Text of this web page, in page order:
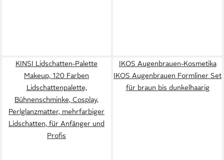
KINSI Lidschatten-Palette
Makeup, 120 Farben
Lidschattenpalette,
Bühnenschminke, Cosplay,
Perlglanzmatter, mehrfarbiger
Lidschatten, für Anfänger und
Profis
IKOS Augenbrauen-Kosmetika
IKOS Augenbrauen Formliner Set
für braun bis dunkelhaarig